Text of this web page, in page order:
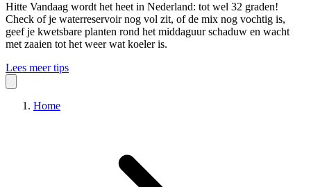
Hitte Vandaag wordt het heet in Nederland: tot wel 32 graden!
Check of je waterreservoir nog vol zit, of de mix nog vochtig is,
geef je kwetsbare planten rond het middaguur schaduw en wacht
met zaaien tot het weer wat koeler is.
Lees meer tips
Home